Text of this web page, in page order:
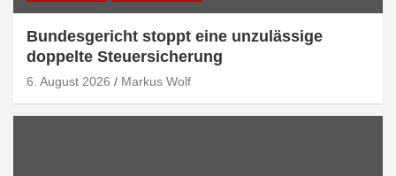
Bundesgericht stoppt eine unzulässige
doppelte Steuersicherung
6. August 2026 Markus Wolf